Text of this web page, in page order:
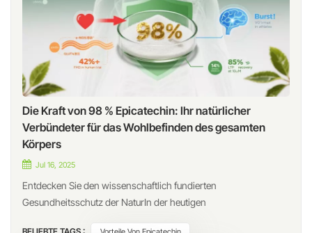
Die Kraft von 98 % Epicatechin: Ihr natürlicher
Verbündeter für das Wohlbefinden des gesamten
Körpers
Jul 16, 2025
Entdecken Sie den wissenschaftlich fundierten
Gesundheitsschutz der NaturIn der heutigen